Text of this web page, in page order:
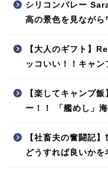
シリコンバレー
高の景色を見ながら
【大人のギフト】
ッコいい！！キャン
【楽してキャンプ
ー！！ 「艦めし」
【社畜夫の奮闘記
どうすれば良いかを